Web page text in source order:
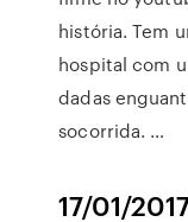
história. Tem
hospital com
dadas
socorrida. …
17/01/